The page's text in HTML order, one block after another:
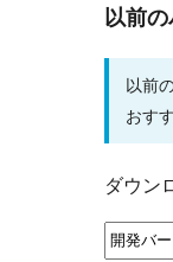
以前
以前
おす
ダウン